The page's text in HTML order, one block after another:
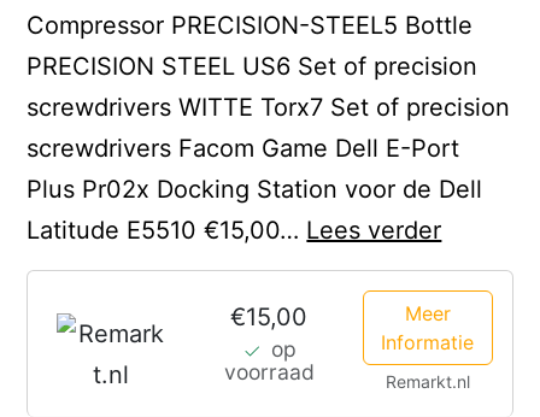
Compressor PRECISION-STEEL5 Bottle
PRECISION STEEL US6 Set of precision
screwdrivers WITTE Torx7 Set of precision
screwdrivers Facom Game Dell E-Port
Plus Pr02x Docking Station voor de Dell
Latitude E5510 €15,00… Lees verderDell
Dock
TB16
Voor
€15,00
op
voorraad
Meer
Informatie
Remarkt.nl